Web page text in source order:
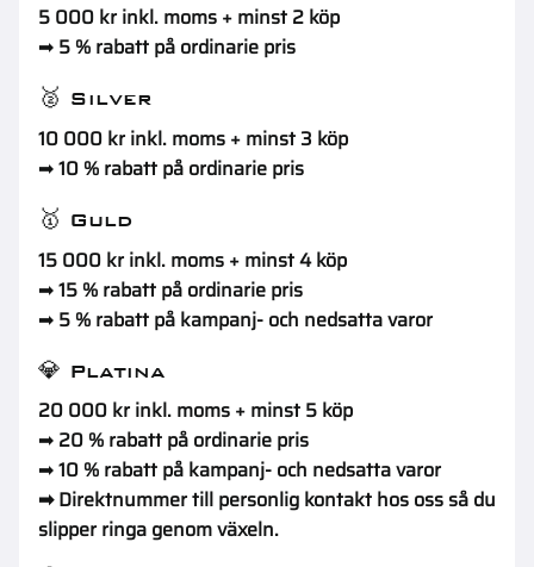
5 000 kr inkl. moms + minst 2 köp
➡ 5 % rabatt på ordinarie pris
🥈 Silver
10 000 kr inkl. moms + minst 3 köp
➡10 % rabatt på ordinarie pris
🥇 Guld
15 000 kr inkl. moms + minst 4 köp
➡15 % rabatt på ordinarie pris
➡ 5 % rabatt på kampanj- och nedsatta varor
💎 Platina
20 000 kr inkl. moms + minst 5 köp
➡ 20 % rabatt på ordinarie pris
➡10 % rabatt på kampanj- och nedsatta varor
➡ Direktnummer till personlig kontakt hos oss så du
slipper ringa genom växeln.